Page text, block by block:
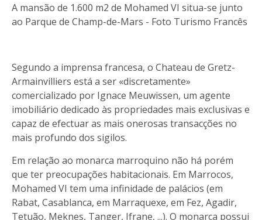
A mansão de 1.600 m2 de Mohamed VI situa-se junto
ao Parque de Champ-de-Mars - Foto Turismo Francês
Segundo a imprensa francesa, o Chateau de Gretz-
Armainvilliers está a ser «discretamente»
comercializado por Ignace Meuwissen, um agente
imobiliário dedicado às propriedades mais exclusivas e
capaz de efectuar as mais onerosas transacções no
mais profundo dos sigilos.
Em relação ao monarca marroquino não há porém
que ter preocupações habitacionais. Em Marrocos,
Mohamed VI tem uma infinidade de palácios (em
Rabat, Casablanca, em Marraquexe, em Fez, Agadir,
Tetuão, Meknes, Tanger, Ifrane, ...). O monarca possui